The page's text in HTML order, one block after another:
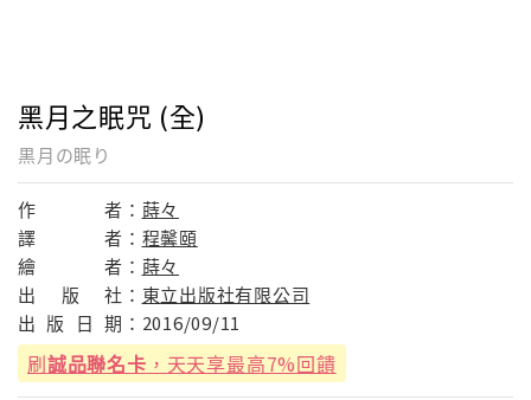
黑月之眠咒 (全)
黒月の眠り
作 者： 蒔々
譯
者： 程馨頤
繪
者： 蒔々
出
版 社： 東立出版社有限公司
出 版 日 期： 2016/09/11
刷誠品聯名卡 ，天天享最高7%回饋